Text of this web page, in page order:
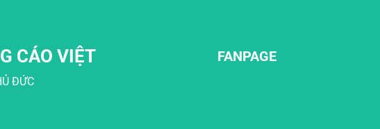
CÁO VIỆT
ĐỨC
FANPAGE